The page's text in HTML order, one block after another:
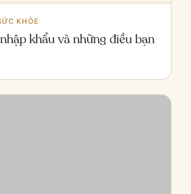
KHỎE
khẩu và những điều bạn